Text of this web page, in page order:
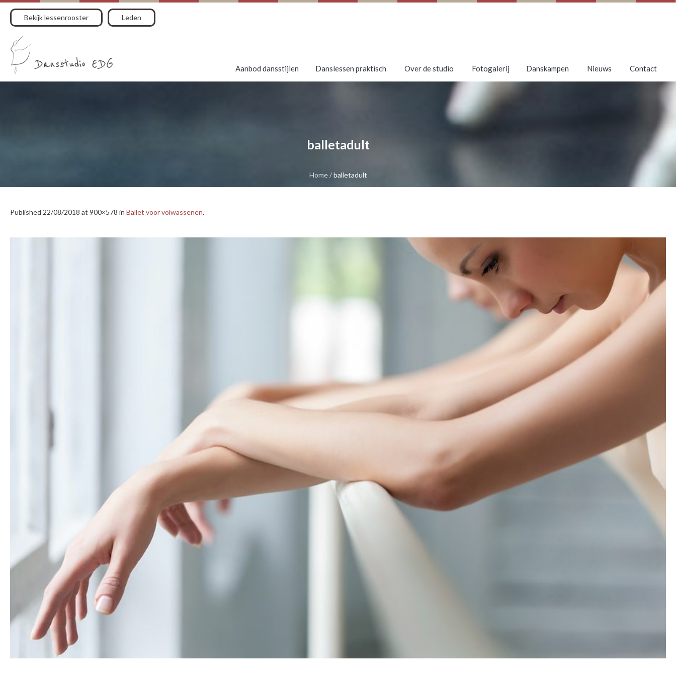
Bekijk lessenrooster Leden
Aanbod dansstijlen Danslessen praktisch Over de studio Fotogalerij Danskampen Nieuws Contact
balletadult
Home /balletadult
Published 22/08/2018 at 900×578 in Ballet voor volwassenen.